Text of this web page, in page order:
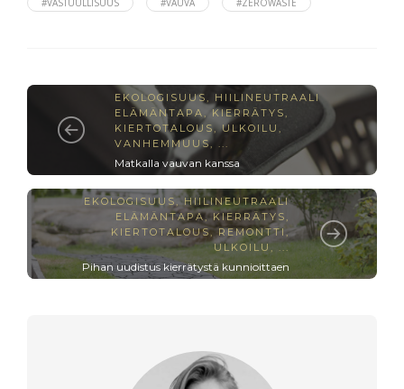
#VASTUULLISUUS
#VAUVA #ZEROWASTE
EKOLOGISUUS, HIILINEUTRAALI
ELÄMÄNTAPA , KIERRÄTYS,
KIERTOTALOUS,ULKOILU ,
VANHEMMUUS, ...
Matkalla vauvan kanssa
EKOLOGISUUS, HIILINEUTRAALI
ELÄMÄNTAPA, KIERRÄTYS ,
KIERTOTALOUS, REMONTTI ,
ULKOILU , ...
Pihan uudistus kierrätystä kunnioittaen